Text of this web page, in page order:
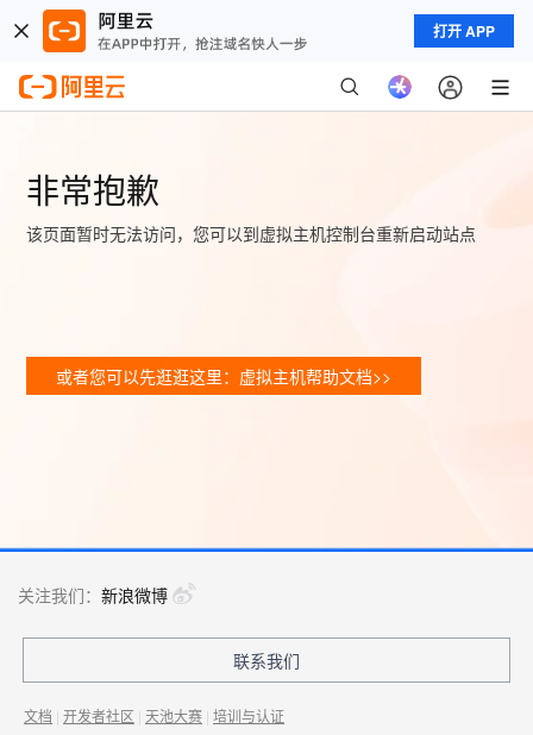
打开 APP
非常抱歉
该页面暂时无法访问，您可以到虚拟主机控制台重新启动站点
或者您可以先逛逛这里：虚拟主机帮助文档>>